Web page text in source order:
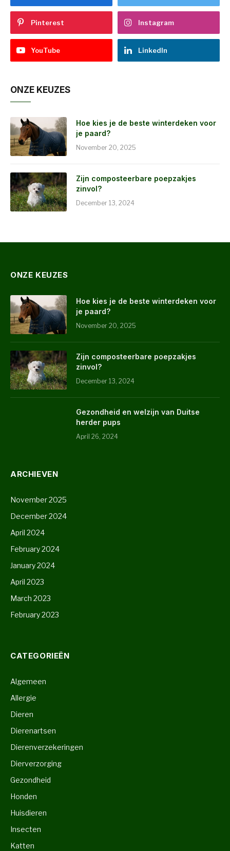
Pinterest Instagram
YouTube LinkedIn
ONZE KEUZES
Hoe kies je de beste winterdeken voor
je paard?
November 20, 2025
Zijn composteerbare poepzakjes
zinvol?
December 13, 2024
ONZE KEUZES
Hoe kies je de beste winterdeken voor
je paard?
November 20, 2025
Zijn composteerbare poepzakjes
zinvol?
December 13, 2024
Gezondheid en welzijn van Duitse
herder pups
April 26, 2024
ARCHIEVEN
November 2025
December 2024
April 2024
February 2024
January 2024
April 2023
March 2023
February 2023
CATEGORIEËN
Algemeen
Allergie
Dieren
Dierenartsen
Dierenverzekeringen
Dierverzorging
Gezondheid
Honden
Huisdieren
Insecten
Katten